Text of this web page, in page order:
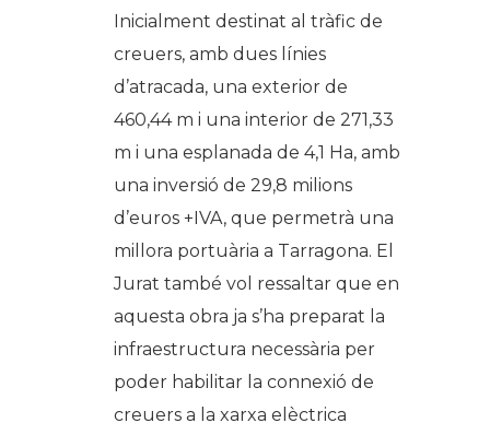
Inicialment destinat al tràfic de
creuers, amb dues línies
d’atracada, una exterior de
460,44 m i una interior de 271,33
m i una esplanada de 4,1 Ha, amb
una inversió de 29,8 milions
d’euros +IVA, que permetrà una
millora portuària a Tarragona. El
Jurat també vol ressaltar que en
aquesta obra ja s’ha preparat la
infraestructura necessària per
poder habilitar la connexió de
creuers a la xarxa elèctrica